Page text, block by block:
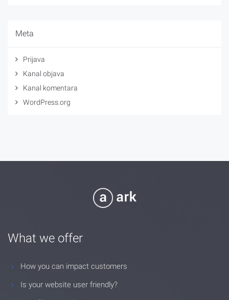
Meta
Prijava
Kanal objava
Kanal komentara
WordPress.org
What we offer
How you can impact customers
Is your website user friendly?